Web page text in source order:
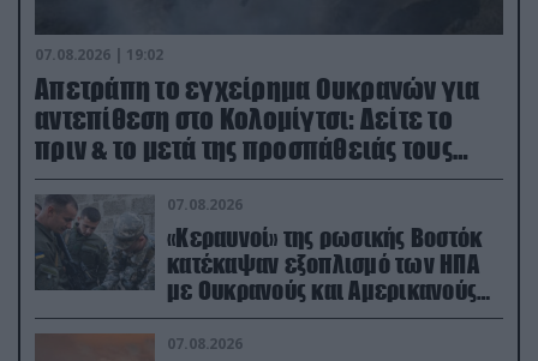
07.08.2026 | 19:02
Απετράπη το εγχείρημα Ουκρανών για
αντεπίθεση στο Κολομίγτσι: Δείτε το
πριν & το μετά της προσπάθειάς τους
(βίντεο)
07.08.2026
«Κεραυνοί» της ρωσικής Βοστόκ
κατέκαψαν εξοπλισμό των ΗΠΑ
με Ουκρανούς και Αμερικανούς
μισθοφόρους – Δείτε βίντεο
07.08.2026